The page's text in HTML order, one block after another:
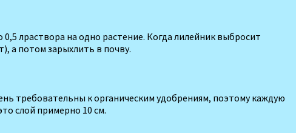
лраствора на одно рас­тение. Когда лилейник выбро­сит
а потом зарыхлить в почву.
требовательны к органическим удобрениям, поэтому каждую
слой примерно 10 см.